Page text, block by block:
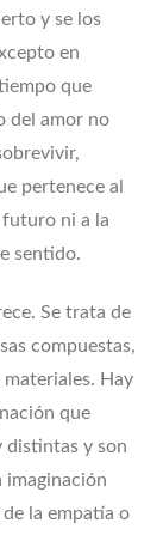
y se los
en
que
del amor no
pertenece al
ni a la
sentido.
Se trata de
compuestas,
Hay
que
distintas y son
imaginación
la empatía o